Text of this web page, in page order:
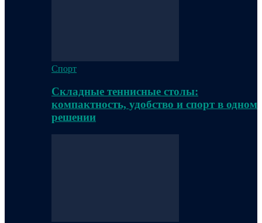
Спорт
Складные теннисные столы:
компактность, удобство и спорт в одном
решении